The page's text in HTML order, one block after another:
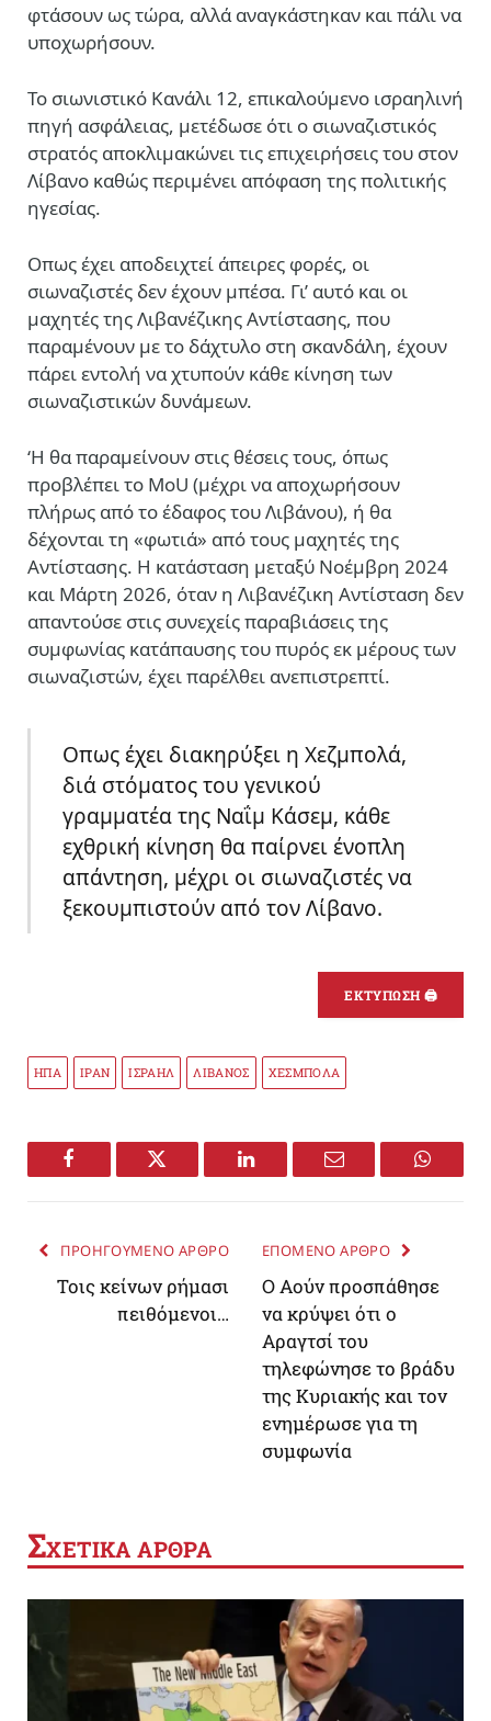
φτάσουν ως τώρα, αλλά αναγκάστηκαν και πάλι να
υποχωρήσουν.
Το σιωνιστικό Κανάλι 12, επικαλούμενο ισραηλινή
πηγή ασφάλειας, μετέδωσε ότι ο σιωναζιστικός
στρατός αποκλιμακώνει τις επιχειρήσεις του στον
Λίβανο καθώς περιμένει απόφαση της πολιτικής
ηγεσίας.
Οπως έχει αποδειχτεί άπειρες φορές, οι
σιωναζιστές δεν έχουν μπέσα. Γι’ αυτό και οι
μαχητές της Λιβανέζικης Αντίστασης, που
παραμένουν με το δάχτυλο στη σκανδάλη, έχουν
πάρει εντολή να χτυπούν κάθε κίνηση των
σιωναζιστικών δυνάμεων.
‘Η θα παραμείνουν στις θέσεις τους, όπως
προβλέπει το MoU (μέχρι να αποχωρήσουν
πλήρως από το έδαφος του Λιβάνου), ή θα
δέχονται τη «φωτιά» από τους μαχητές της
Αντίστασης. Η κατάσταση μεταξύ Νοέμβρη 2024
και Μάρτη 2026, όταν η Λιβανέζικη Αντίσταση δεν
απαντούσε στις συνεχείς παραβιάσεις της
συμφωνίας κατάπαυσης του πυρός εκ μέρους των
σιωναζιστών, έχει παρέλθει ανεπιστρεπτί.
Οπως έχει διακηρύξει η Χεζμπολά,
διά στόματος του γενικού
γραμματέα της Ναΐμ Κάσεμ, κάθε
εχθρική κίνηση θα παίρνει ένοπλη
απάντηση, μέχρι οι σιωναζιστές να
ξεκουμπιστούν από τον Λίβανο.
ΕΚΤΥΠΩΣΗ 🖨
ΗΠΑ ΙΡΑΝ ΙΣΡΑΗΛ ΛΙΒΑΝΟΣ ΧΕΣΜΠΟΛΑ
Facebook Twitter LinkedIn Email
ΠΡΟΗΓΟΥΜΕΝΟ ΑΡΘΡΟ
Τοις κείνων ρήμασι
πειθόμενοι…
ΕΠΟΜΕΝΟ ΑΡΘΡΟ
Ο Αούν προσπάθησε
να κρύψει ότι ο
Αραγτσί του
τηλεφώνησε το βράδυ
της Κυριακής και τον
ενημέρωσε για τη
συμφωνία
ΣΧΕΤΙΚΑ ΑΡΘΡΑ